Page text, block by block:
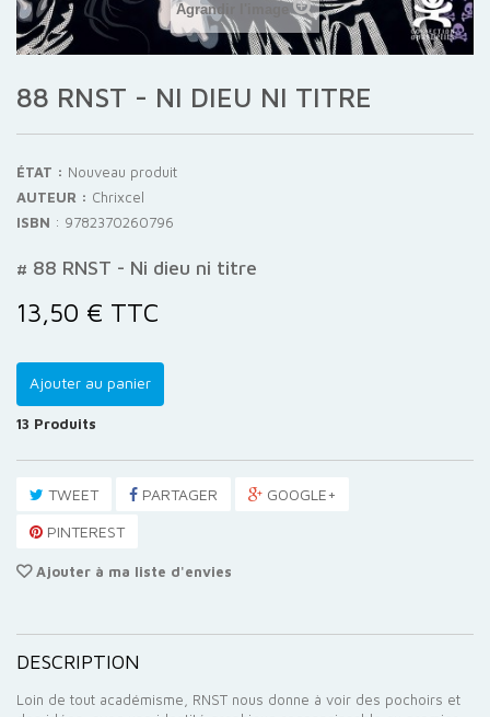
Agrandir l'image
88 RNST - NI DIEU NI TITRE
ÉTAT : Nouveau produit
AUTEUR : Chrixcel
ISBN : 9782370260796
# 88 RNST - Ni dieu ni titre
13,50 € TTC
Ajouter au panier
13 Produits
TWEET PARTAGER
GOOGLE+
PINTEREST
Ajouter à ma liste d'envies
DESCRIPTION
Loin de tout académisme, RNST nous donne à voir des pochoirs et